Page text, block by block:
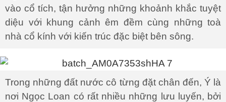
vào cổ tích, tận hưởng những khoảnh khắc tuyệt
diệu với khung cảnh êm đềm cùng những toà
nhà cổ kính với kiến trúc đặc biệt bên sông.
Trong những đất nước cô từng đặt chân đến, Ý là
nơi Ngọc Loan có rất nhiều những lưu luyến, bởi